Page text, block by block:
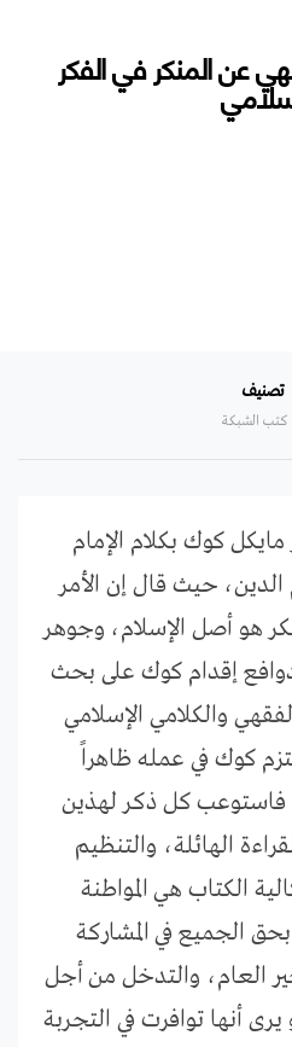
عن المنكر في الفكر
تصنيف
كتب الشبكة
مايكل كوك بكلام الإمام
الدين، حيث قال إن الأمر
هو أصل الإسلام، وجوهر
إقدام كوك على بحث
والكلامي الإسلامي
كوك في عمله ظاهراً
فاستوعب كل ذكر لهذين
الهائلة، والتنظيم
الكتاب هي المواطنة
الجميع في المشاركة
العام، والتدخل من أجل
أنها توافرت في التجربة